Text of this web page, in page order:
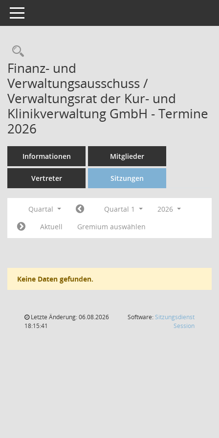
Toggle navigation
Finanz- und
Verwaltungsausschuss /
Verwaltungsrat der Kur- und
Klinikverwaltung GmbH - Termine
2026
Informationen Mitglieder
Vertreter Sitzungen
Quartal Quartal 1
2026
Aktuell
Gremium auswählen
Keine Daten gefunden.
Letzte Änderung: 06.08.2026
18:15:41
Software: Sitzungsdienst
Session(Wird in